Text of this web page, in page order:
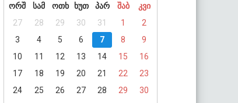
ორშ
სამ ოთხ ხუთ პარ შაბ
კვი
27
28 29 30 31 1
2
3
4 5 6 7 8
9
10
11 12 13 14 15
16
17
18 19 20 21 22
23
24
25 26 27 28 29
30